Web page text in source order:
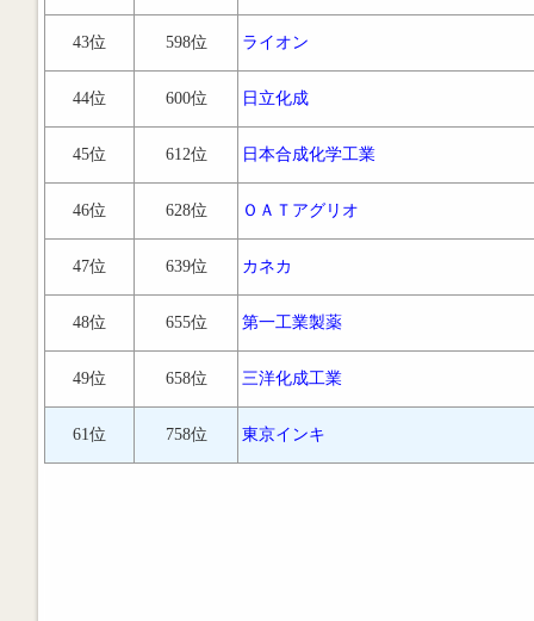
43位 598位 ライオン
44位 600位 日立化成
45位 612位 日本合成化学工業
46位 628位 ＯＡＴアグリオ
47位 639位 カネカ
48位 655位 第一工業製薬
49位 658位 三洋化成工業
61位 758位 東京インキ